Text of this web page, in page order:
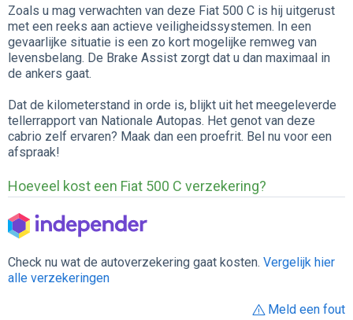
Zoals u mag verwachten van deze Fiat 500 C is hij uitgerust
met een reeks aan actieve veiligheidssystemen. In een
gevaarlijke situatie is een zo kort mogelijke remweg van
levensbelang. De Brake Assist zorgt dat u dan maximaal in
de ankers gaat.
Dat de kilometerstand in orde is, blijkt uit het meegeleverde
tellerrapport van Nationale Autopas. Het genot van deze
cabrio zelf ervaren? Maak dan een proefrit. Bel nu voor een
afspraak!
Hoeveel kost een Fiat 500 C verzekering?
Check nu wat de autoverzekering gaat kosten. Vergelijk hier
alle verzekeringen
Meld een fout